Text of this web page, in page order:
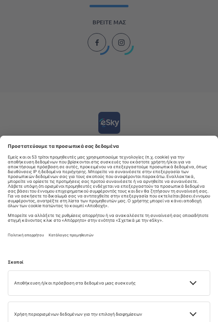
ΒΡΕΊΤΕ ΜΑΣ
Κατεβάστετην εφαρμογή μας
για να σχεδιάζετε τα ταξίδια σας με
άνεση